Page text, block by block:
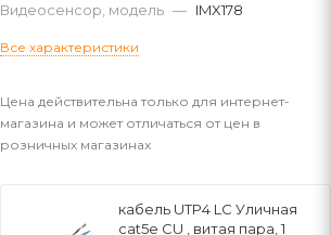
Видеосенсор, модель — IMX178
Все характеристики
Цена действительна только для интернет-
магазина и может отличаться от цен в
розничных магазинах
кабель UTP4 LC Уличная
cat5e CU , витая пара, 1